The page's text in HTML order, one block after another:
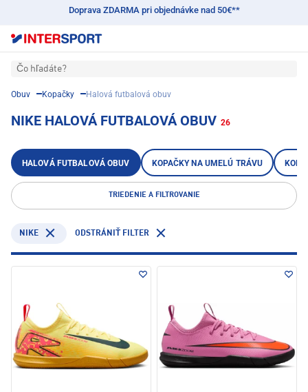
Doprava ZDARMA pri objednávke nad 50€**
Čo hľadáte?
Obuv Kopačky Halová futbalová obuv
NIKE HALOVÁ FUTBALOVÁ OBUV 26
HALOVÁ FUTBALOVÁ OBUV KOPAČKY NA UMELÚ TRÁVU
TRIEDENIE A FILTROVANIE
NIKE ODSTRÁNIŤ FILTER